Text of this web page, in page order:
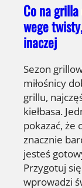
Co na
wege
inaczej
Sezon
miłośnicy
grillu,
kiełbasa.
pokazać, że
znacznie
jesteś
Przygotuj
wprowadzi